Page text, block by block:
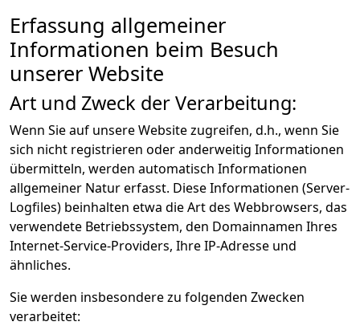
Erfassung allgemeiner
Informationen beim Besuch
unserer Website
Art und Zweck der Verarbeitung:
Wenn Sie auf unsere Website zugreifen, d.h., wenn Sie
sich nicht registrieren oder anderweitig Informationen
übermitteln, werden automatisch Informationen
allgemeiner Natur erfasst. Diese Informationen (Server-
Logfiles) beinhalten etwa die Art des Webbrowsers, das
verwendete Betriebssystem, den Domainnamen Ihres
Internet-Service-Providers, Ihre IP-Adresse und
ähnliches.
Sie werden insbesondere zu folgenden Zwecken
verarbeitet: